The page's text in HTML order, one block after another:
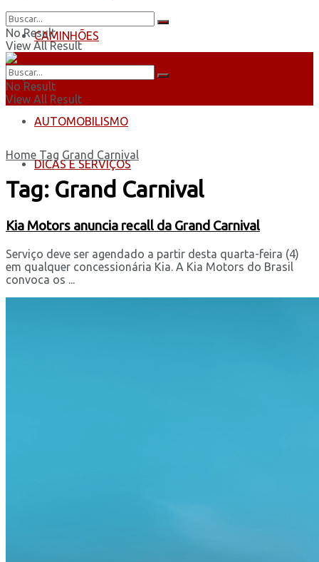
CAMINHÕES
ÔNIBUS
AUTOMOBILISMO
DICAS E SERVIÇOS
No Result
View All Result
No Result
View All Result
Home Tag Grand Carnival
Tag: Grand Carnival
Kia Motors anuncia recall da Grand Carnival
Serviço deve ser agendado a partir desta quarta-feira (4)
em qualquer concessionária Kia. A Kia Motors do Brasil
convoca os ...